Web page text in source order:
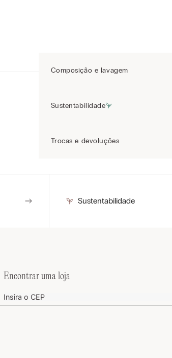
Composição e lavagem
Sustentabilidade
Trocas e devoluções
Sustentabilidade
Encontrar uma loja